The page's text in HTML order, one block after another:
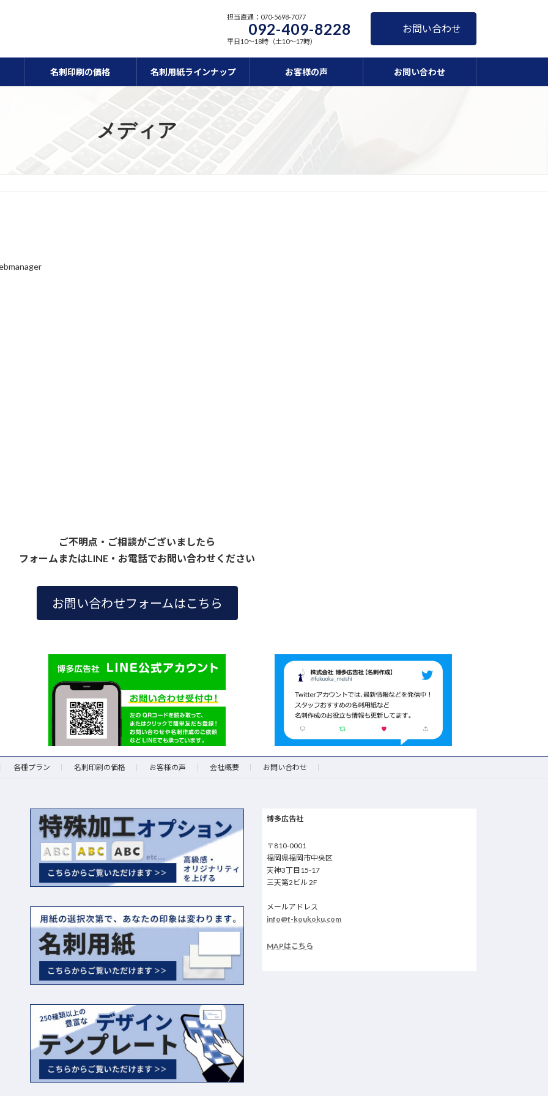
担当直通：070-5698-7077
092-409-8228
平日10～18時（土10～17時）
お問い合わせ
名刺印刷の価格 名刺用紙ラインナップ お客様の声 お問い合わせ
メディア
ご不明点・ご相談がございましたら
フォームまたはLINE・お電話でお問い合わせください
お問い合わせフォームはこちら
各種プラン 名刺印刷の価格 お客様の声 会社概要 お問い合わせ
博多広告社
〒810-0001
福岡県福岡市中央区
天神3丁目15-17
三天第2ビル 2F
メールアドレス
info@f-koukoku.com
MAPはこちら